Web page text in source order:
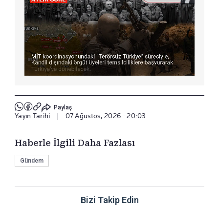
Paylaş
Yayın Tarihi 07 Ağustos, 2026 - 20:03
Haberle İlgili Daha Fazlası
Gündem
Bizi Takip Edin